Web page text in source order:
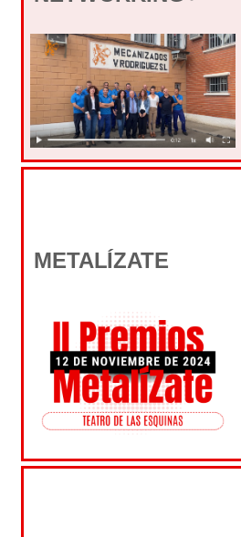
METALÍZATE